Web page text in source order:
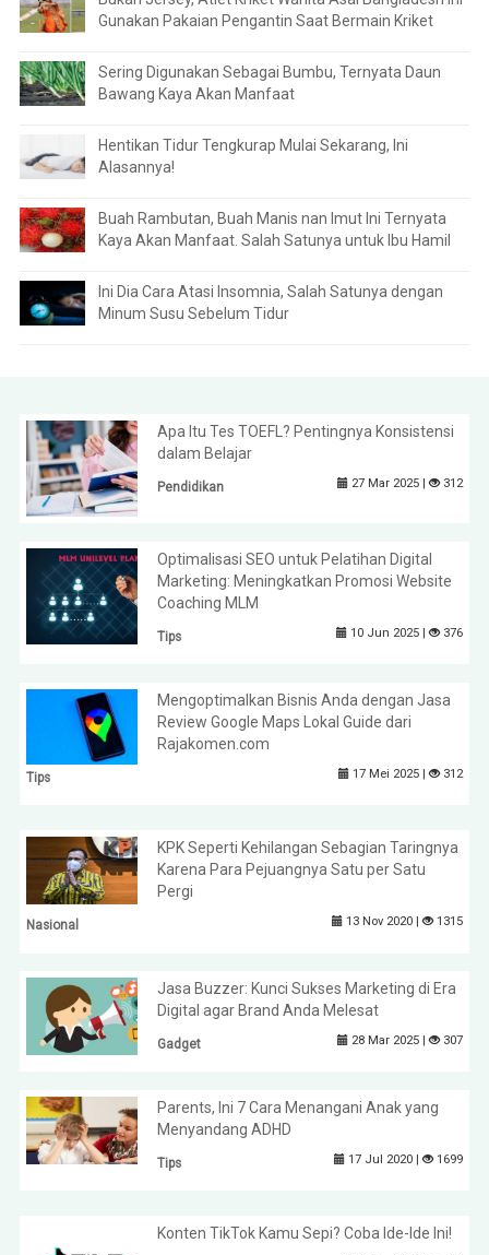
Gunakan Pakaian Pengantin Saat Bermain Kriket
Sering Digunakan Sebagai Bumbu, Ternyata Daun
Bawang Kaya Akan Manfaat
Hentikan Tidur Tengkurap Mulai Sekarang, Ini
Alasannya!
Buah Rambutan, Buah Manis nan Imut Ini Ternyata
Kaya Akan Manfaat. Salah Satunya untuk Ibu Hamil
Ini Dia Cara Atasi Insomnia, Salah Satunya dengan
Minum Susu Sebelum Tidur
Apa Itu Tes TOEFL? Pentingnya Konsistensi
dalam Belajar
Pendidikan 27 Mar 2025 | 312
Optimalisasi SEO untuk Pelatihan Digital
Marketing: Meningkatkan Promosi Website
Coaching MLM
Tips 10 Jun 2025 | 376
Mengoptimalkan Bisnis Anda dengan Jasa
Review Google Maps Lokal Guide dari
Rajakomen.com
Tips 17 Mei 2025 | 312
KPK Seperti Kehilangan Sebagian Taringnya
Karena Para Pejuangnya Satu per Satu
Pergi
Nasional 13 Nov 2020 | 1315
Jasa Buzzer: Kunci Sukses Marketing di Era
Digital agar Brand Anda Melesat
Gadget 28 Mar 2025 | 307
Parents, Ini 7 Cara Menangani Anak yang
Menyandang ADHD
Tips 17 Jul 2020 | 1699
Konten TikTok Kamu Sepi? Coba Ide-Ide Ini!